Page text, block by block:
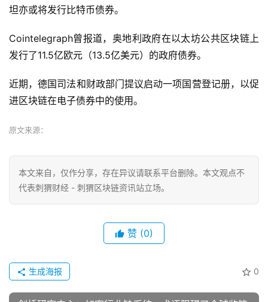
坦亦或将发行比特币债券。
Cointelegraph曾报道，奥地利政府在以太坊公共区块链上
发行了11.5亿欧元（13.5亿美元）的政府债券。
近期，德国司法和财政部门提议启动一项国营登记册，以促
进区块链在电子债券中的使用。
原文来源：
本文来自 ，仅作分享，存在异议请联系平台删除。本文观点不
代表刺猬财经 - 刺猬区块链资讯站立场。
赞 (0)
0
生成海报